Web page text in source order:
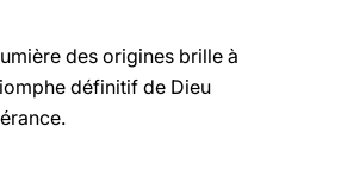
des origines brille à
définitif de Dieu